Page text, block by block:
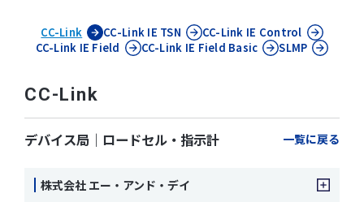
CC-Link CC-Link IE TSN CC-Link IE Control
CC-Link IE Field CC-Link IE Field Basic SLMP
CC-Link
デバイス局｜ロードセル・指示計 一覧に戻る
株式会社 エー・アンド・デイ